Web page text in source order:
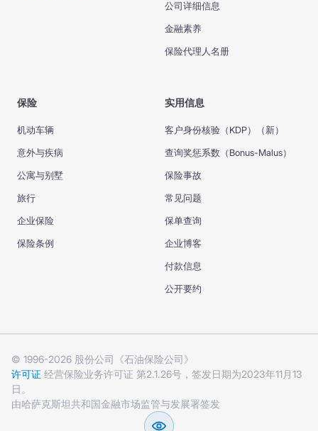
公司详细信息
金融素养
保险代理人名册
保险
机动车辆
意外与疾病
公寓与别墅
旅行
企业保险
保险条例
实用信息
客户身份核验（KDP）（新）
查询奖惩系数（Bonus-Malus）
保险事故
常见问题
保单查询
企业博客
付款信息
公开要约
© 1996-2026 股份公司《石油保险公司》
许可证 经营保险业务许可证 第2.1.26号，签发日期为2023年11月13
日。
由哈萨克斯坦共和国金融市场监管与发展署签发